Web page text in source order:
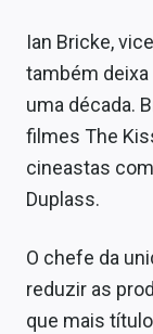
Ian Bricke,
também
uma década.
filmes The
cineastas
Duplass.
O chefe da
reduzir as
que mais